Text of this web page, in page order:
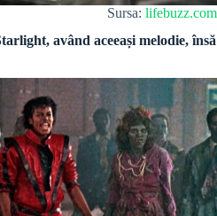
Sursa: lifebuzz.com
având aceeași melodie, însă